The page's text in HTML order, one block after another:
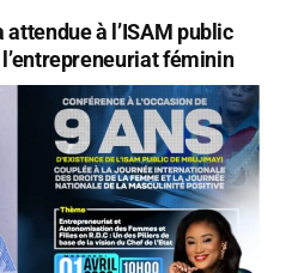
à l’ISAM public
féminin